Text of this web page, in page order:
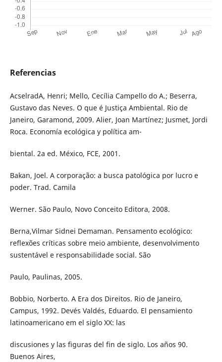
Referencias
AcselradA, Henri; Mello, Cecília Campello do A.; Beserra,
Gustavo das Neves. O que é Justiça Ambiental. Rio de
Janeiro, Garamond, 2009. Alier, Joan Martínez; Jusmet, Jordi
Roca. Economía ecológica y política am-
biental. 2a ed. México, FCE, 2001.
Bakan, Joel. A corporação: a busca patológica por lucro e
poder. Trad. Camila
Werner. São Paulo, Novo Conceito Editora, 2008.
Berna,Vilmar Sidnei Demaman. Pensamento ecológico:
reflexões críticas sobre meio ambiente, desenvolvimento
sustentável e responsabilidade social. São
Paulo, Paulinas, 2005.
Bobbio, Norberto. A Era dos Direitos. Rio de Janeiro,
Campus, 1992. Devés Valdés, Eduardo. El pensamiento
latinoamericano em el siglo XX: las
discusiones y las figuras del fin de siglo. Los años 90.
Buenos Aires,